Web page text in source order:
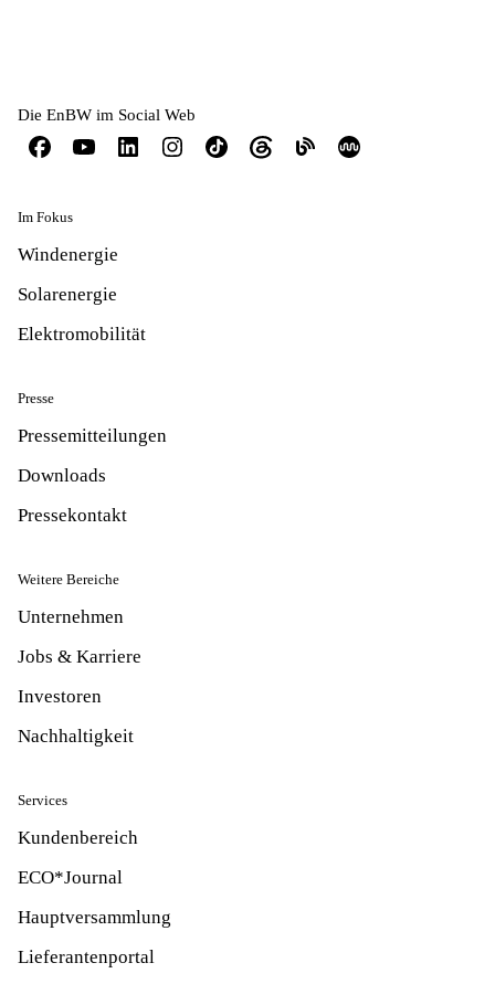
Die EnBW im Social Web
Im Fokus
Windenergie
Solarenergie
Elektromobilität
Presse
Pressemitteilungen
Downloads
Pressekontakt
Weitere Bereiche
Unternehmen
Jobs & Karriere
Investoren
Nachhaltigkeit
Services
Kundenbereich
ECO*Journal
Hauptversammlung
Lieferantenportal